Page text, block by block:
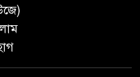
পরিস্কার পরিচ্ছন্নতা ও
অভিযান শুরু করেছে